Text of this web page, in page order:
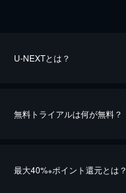
U-NEXTとは？
無料トライアルは何が無料？
最大40%※ポイント還元とは？